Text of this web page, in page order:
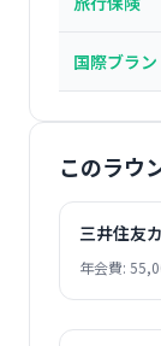
国際ブラン
このラウ
三井住友
年会費: